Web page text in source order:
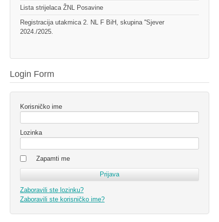
Lista strijelaca ŽNL Posavine
Registracija utakmica 2. NL F BiH, skupina ''Sjever
2024./2025.
Login Form
Korisničko ime
Lozinka
Zapamti me
Zaboravili ste lozinku?
Zaboravili ste korisničko ime?